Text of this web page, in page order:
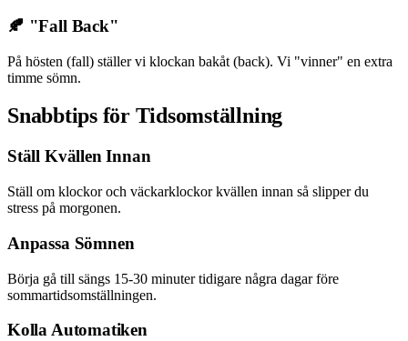
🍂 "Fall Back"
På hösten (fall) ställer vi klockan bakåt (back). Vi "vinner" en extra
timme sömn.
Snabbtips för Tidsomställning
Ställ Kvällen Innan
Ställ om klockor och väckarklockor kvällen innan så slipper du
stress på morgonen.
Anpassa Sömnen
Börja gå till sängs 15-30 minuter tidigare några dagar före
sommartidsomställningen.
Kolla Automatiken